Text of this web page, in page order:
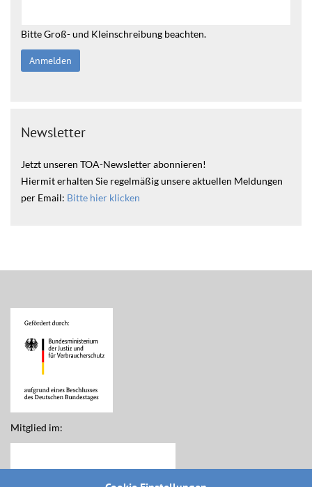
Bitte Groß- und Kleinschreibung beachten.
Newsletter
Jetzt unseren TOA-Newsletter abonnieren!
Hiermit erhalten Sie regelmäßig unsere aktuellen Meldungen
per Email: Bitte hier klicken
Mitglied im: